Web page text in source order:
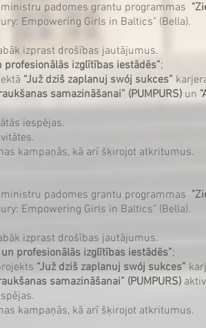
padomes grantu programmas
Empowering Girls in Baltics" (Bella).
izprast drošības jautājumus.
izglītības iestādēs”;
“Juž dziš zaplanuj swój sukces”
samazināšanai” (PUMPURS) un
iespējas.
kampaņās, kā arī šķirojot atkritumus.
padomes grantu programmas
Empowering Girls in Baltics" (Bella).
izprast drošības jautājumus.
profesionālās izglītības iestādēs”;
“Juž dziš zaplanuj swój sukces”
samazināšanai” (PUMPURS)
kampaņās, kā arī šķirojot atkritumus.